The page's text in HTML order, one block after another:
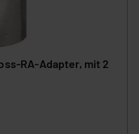
RA-Adapter, mit 2